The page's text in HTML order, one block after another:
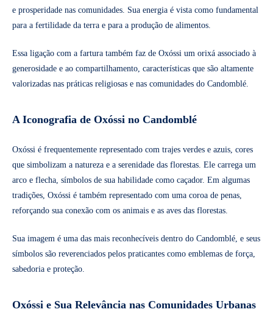
e prosperidade nas comunidades. Sua energia é vista como fundamental
para a fertilidade da terra e para a produção de alimentos.
Essa ligação com a fartura também faz de Oxóssi um orixá associado à
generosidade e ao compartilhamento, características que são altamente
valorizadas nas práticas religiosas e nas comunidades do Candomblé.
A Iconografia de Oxóssi no Candomblé
Oxóssi é frequentemente representado com trajes verdes e azuis, cores
que simbolizam a natureza e a serenidade das florestas. Ele carrega um
arco e flecha, símbolos de sua habilidade como caçador. Em algumas
tradições, Oxóssi é também representado com uma coroa de penas,
reforçando sua conexão com os animais e as aves das florestas.
Sua imagem é uma das mais reconhecíveis dentro do Candomblé, e seus
símbolos são reverenciados pelos praticantes como emblemas de força,
sabedoria e proteção.
Oxóssi e Sua Relevância nas Comunidades Urbanas